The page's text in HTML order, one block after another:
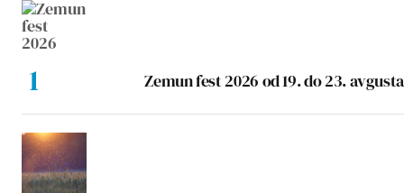
Zemun fest 2026 od 19. do 23. avgusta